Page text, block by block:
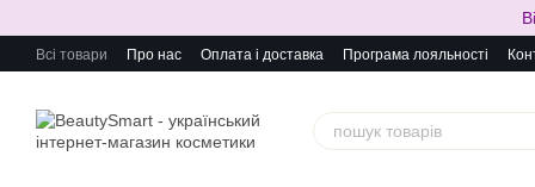
Всі товари Про нас Оплата і доставка Програма лояльності